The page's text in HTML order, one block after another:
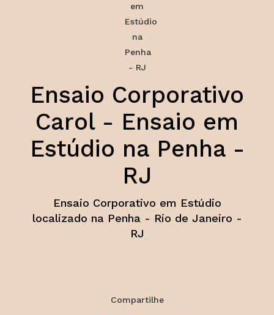
Ensaio Corporativo
Carol - Ensaio em
Estúdio na Penha -
RJ
Ensaio Corporativo em Estúdio
localizado na Penha - Rio de Janeiro -
RJ
Compartilhe